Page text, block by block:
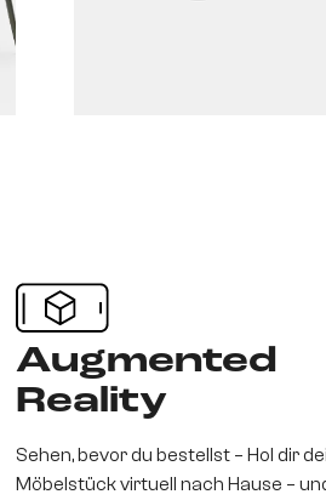
Augmented
Reality
Sehen, bevor du bestellst – Hol dir
Möbelstück virtuell nach Hause –